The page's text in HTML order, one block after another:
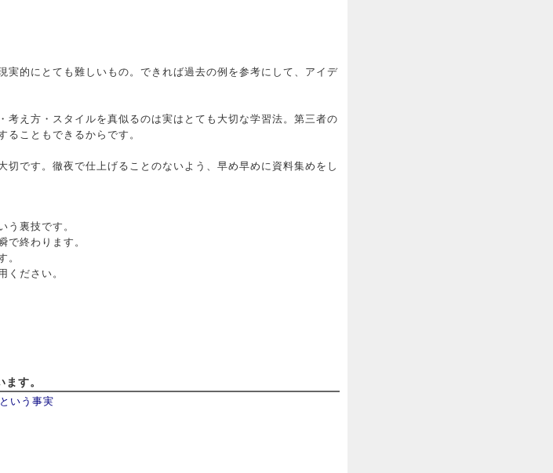
的にとても難しいもの。できれば過去の例を参考にして、アイデ
え方・スタイルを真似るのは実はとても大切な学習法。第三者の
こともできるからです。
です。徹夜で仕上げることのないよう、早め早めに資料集めをし
う裏技です。
で終わります。
。
ください。
す。
いう事実